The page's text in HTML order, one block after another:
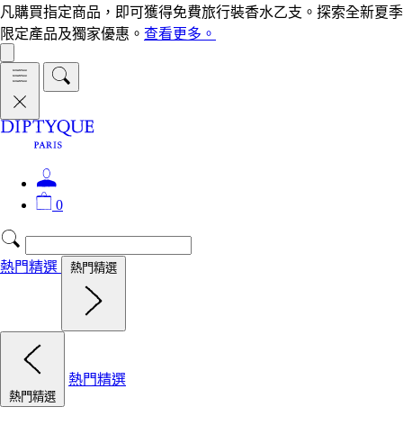
凡購買指定商品，即可獲得免費旅行裝香水乙支。探索全新夏季
限定產品及獨家優惠。 查看更多。
0
熱門精選 熱門精選
熱門精選
熱門精選